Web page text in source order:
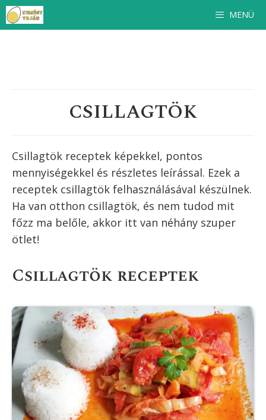
Kilépés
MENÜ
CSILLAGTÖK
Csillagtök receptek képekkel, pontos
mennyiségekkel és részletes leírással. Ezek a
receptek csillagtök felhasználásával készülnek.
Ha van otthon csillagtök, és nem tudod mit
főzz ma belőle, akkor itt van néhány szuper
ötlet!
Csillagtök receptek